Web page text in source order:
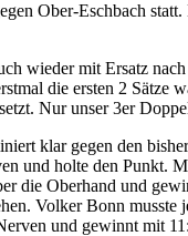
Ober-Eschbach
wieder mit Ersatz
die ersten 2
Nur unser 3er
klar gegen den
und holte den Punkt.
die Oberhand und
Volker Bonn
und gewinnt mit